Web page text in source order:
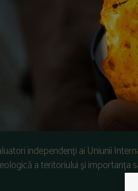
independenți ai Uniunii
a teritoriului și importanța